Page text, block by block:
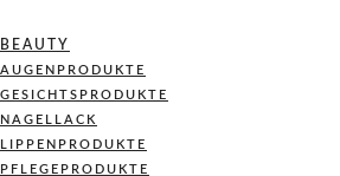
BEAUTY
AUGENPRODUKTE
GESICHTSPRODUKTE
NAGELLACK
LIPPENPRODUKTE
PFLEGEPRODUKTE